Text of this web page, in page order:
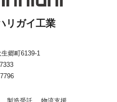
リガイ工業
郷町6139-1